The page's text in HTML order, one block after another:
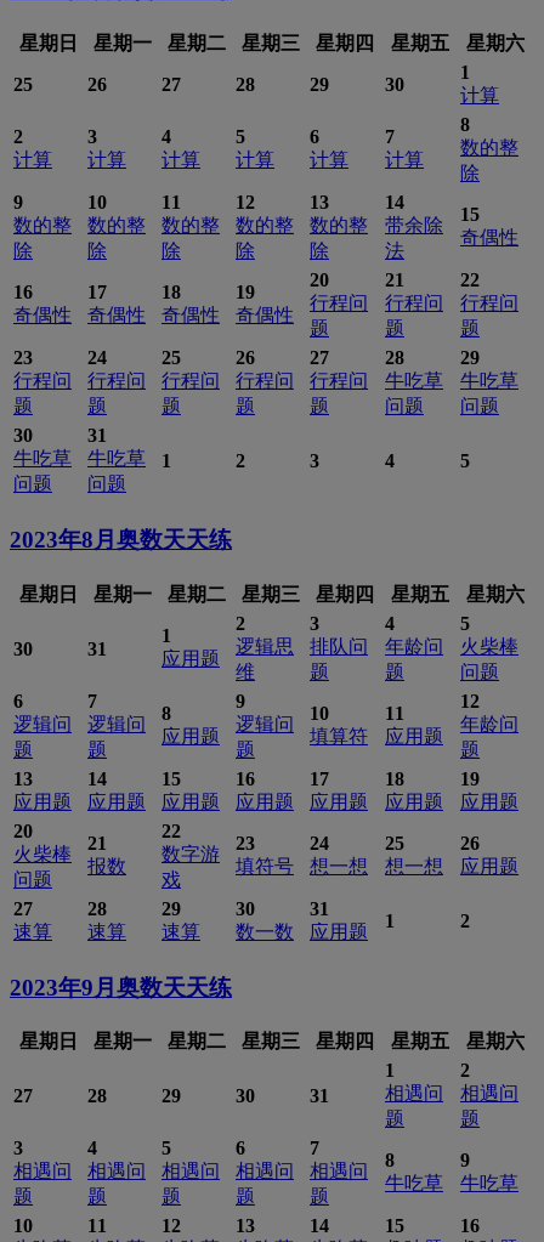
星期日 星期一 星期二 星期三 星期四 星期五
星期六
25
26 27 28 29 30
1
计算
2
计算
3
计算
4
计算
5
计算
6
计算
7
计算
8
数的整
除
9
数的整
除
10
数的整
除
11
数的整
除
12
数的整
除
13
数的整
除
14
带余除
法
15
奇偶性
16
奇偶性
17
奇偶性
18
奇偶性
19
奇偶性
20
行程问
题
21
行程问
题
22
行程问
题
23
行程问
题
24
行程问
题
25
行程问
题
26
行程问
题
27
行程问
题
28
牛吃草
问题
29
牛吃草
问题
30
牛吃草
问题
31
牛吃草
问题
1 2 3 4 5
2023年8月 奥数天天练
星期日 星期一 星期二 星期三 星期四 星期五 星期六
30 31
1
应用题
2
逻辑思
维
3
排队问
题
4
年龄问
题
5
火柴棒
问题
6
逻辑问
题
7
逻辑问
题
8
应用题
9
逻辑问
题
10
填算符
11
应用题
12
年龄问
题
13
应用题
14
应用题
15
应用题
16
应用题
17
应用题
18
应用题
19
应用题
20
火柴棒
问题
21
报数
22
数字游
戏
23
填符号
24
想一想
25
想一想
26
应用题
27
速算
28
速算
29
速算
30
数一数
31
应用题
1 2
2023年9月 奥数天天练
星期日 星期一 星期二 星期三 星期四 星期五 星期六
27 28 29 30 31
1
相遇问
题
2
相遇问
题
3
相遇问
题
4
相遇问
题
5
相遇问
题
6
相遇问
题
7
相遇问
题
8
牛吃草
9
牛吃草
10
11
12
13
14
15
16